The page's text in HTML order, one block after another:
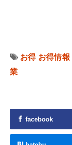
お得 お得情報
業
facebook